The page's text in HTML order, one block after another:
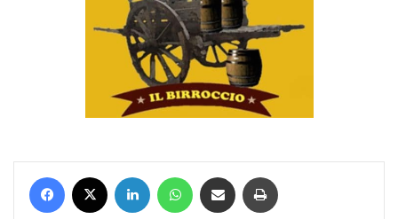
Facebook LinkedIn WhatsApp Condividi via mail